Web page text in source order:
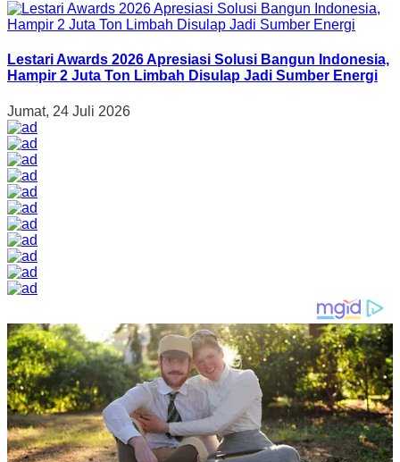
Lestari Awards 2026 Apresiasi Solusi Bangun Indonesia,
Hampir 2 Juta Ton Limbah Disulap Jadi Sumber Energi
Jumat, 24 Juli 2026